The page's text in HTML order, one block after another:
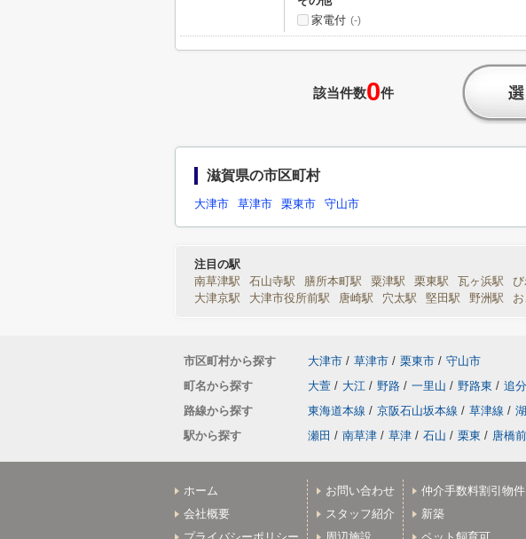
家電付 (-)
該当件数0件
滋賀県の市区町村
大津市 草津市 栗東市 守山市
注目の駅
南草津駅
石山寺駅 膳所本町駅 粟津駅 栗東駅 瓦ヶ浜駅
大津京駅
大津市役所前駅 唐崎駅 穴太駅 堅田駅 野洲駅
市区町村から探す 大津市 / 草津市 / 栗東市 / 守山市
町名から探す
大萱 / 大江 / 野路 / 一里山 / 野路東 / 追分
路線から探す
東海道本線 / 京阪石山坂本線 / 草津線 /
駅から探す
瀬田 / 南草津 / 草津 / 石山 / 栗東 / 唐橋前
ホーム
会社概要
お問い合わせ
スタッフ紹介
仲介手数料割引物件
新築